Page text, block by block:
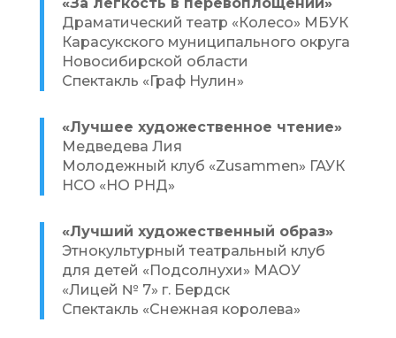
Драматический театр «Колесо» МБУК
Карасукского муниципального округа
Новосибирской области
Спектакль «Граф Нулин»
«Лучшее художественное чтение»
Медведева Лия
Молодежный клуб «Zusammen» ГАУК
НСО «НО РНД»
«Лучший художественный образ»
Этнокультурный театральный клуб
для детей «Подсолнухи» МАОУ
«Лицей № 7» г. Бердск
Спектакль «Снежная королева»